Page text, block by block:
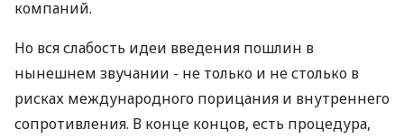
компаний.
Но вся слабость идеи введения пошлин в
нынешнем звучании - не только и не столько в
рисках международного порицания и внутреннего
сопротивления. В конце концов, есть процедура,